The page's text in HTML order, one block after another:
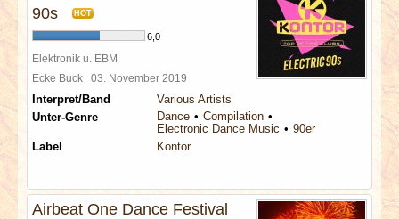
90s
HOT
6,0
Elektronik u. EBM
Ecke Buck 03. November 2019
Interpret/Band
Various Artists
Unter-Genre
Dance
Compilation
Electronic Dance Music
90er
Label
Kontor
Airbeat One Dance Festival